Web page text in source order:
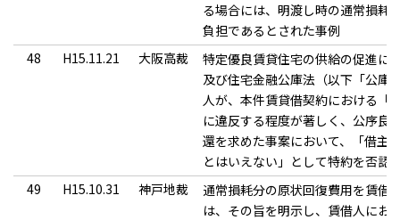
る場合には、明渡し時の通常損耗
負担であるとされた事例
48
H15.11.21 大阪高裁
特定優良賃貸住宅の供給の促進に
及び住宅金融公庫法（以下「公庫
人が、本件賃貸借契約における「
に違反する程度が著しく、公序良
還を求めた事案において、「借主
とはいえない」として特約を否認
49
H15.10.31 神戸地裁
通常損耗分の原状回復費用を賃借
は、その旨を明示し、賃借人にお